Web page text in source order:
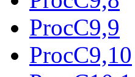
ProcC9,9
ProcC9,10